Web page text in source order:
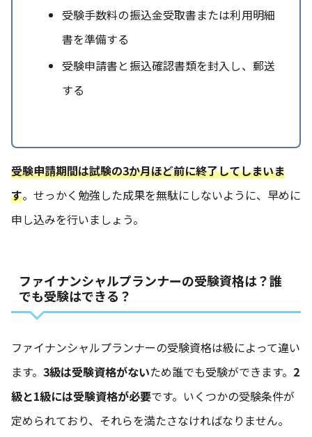
受験手数料の振込金受取書または利用明細
書を準備する
受験申請書と振込確認書類を封入し、郵送
する
受験申請期間は試験の3か月ほど前に終了してしまいま
す。せっかく勉強した成果を無駄にしないように、早めに
申し込みを行いましょう。
ファイナンシャルプランナーの受験資格は？誰
でも受験はできる？
ファイナンシャルプランナーの受験資格は級によって違い
ます。 3級は受験資格がないため誰でも受験ができます。 2
級と1級には受験資格が必要です。いくつかの受験条件が
定められており、それらを満たさなければなりません。